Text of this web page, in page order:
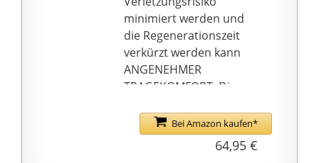
minimiert werden und
die Regenerationszeit
verkürzt werden kann
ANGENEHMER
TRAGEKOMFORT: Die
sitzt enganliegend am
Oberschenkel an und
bietet sowohl im Alltag
Bei Amazon kaufen*
64,95 €